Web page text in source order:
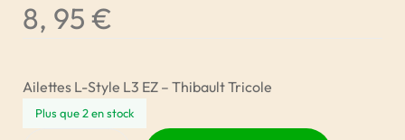
8, 95 €
Ailettes L-Style L3 EZ – Thibault Tricole
Plus que 2 en stock